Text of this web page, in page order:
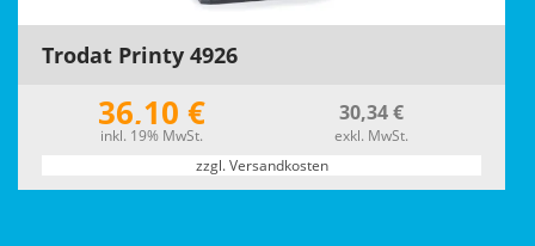
Trodat Printy 4926
36,10 €
inkl. 19% MwSt.
30,34 €
exkl. MwSt.
zzgl. Versandkosten